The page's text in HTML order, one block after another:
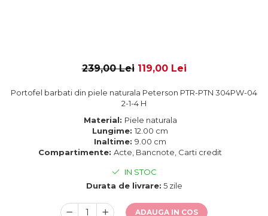
239,00 Lei 119,00 Lei
Portofel barbati din piele naturala Peterson PTR-PTN 304PW-04
2-1-4 H
Material: Piele naturala
Lungime: 12.00 cm
Inaltime: 9.00 cm
Compartimente: Acte, Bancnote, Carti credit
IN STOC
Durata de livrare: 5 zile
ADAUGA IN COS